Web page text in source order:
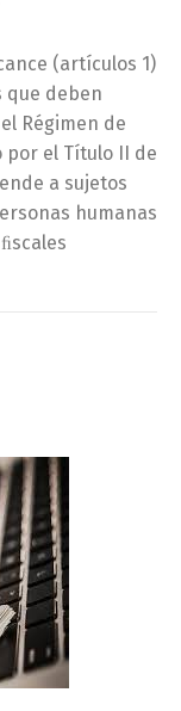
(artículos 1)
que deben
Régimen de
por el Título II de
a sujetos
humanas